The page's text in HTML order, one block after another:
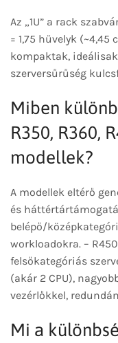
Az „1U” a rack
= 1,75 hüvelyk
kompaktak,
szerversűrűség
Miben
R350, R360,
modellek?
A modellek eltérő
és
belépő/
workloadokra. –
felsőkategóriás
(akár 2 CPU),
vezérlőkkel,
Mi a